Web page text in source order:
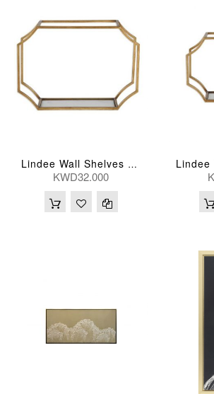
Lindee Wall Shelves 51*46(Cm) Large ( Per Piece )
KWD32.000